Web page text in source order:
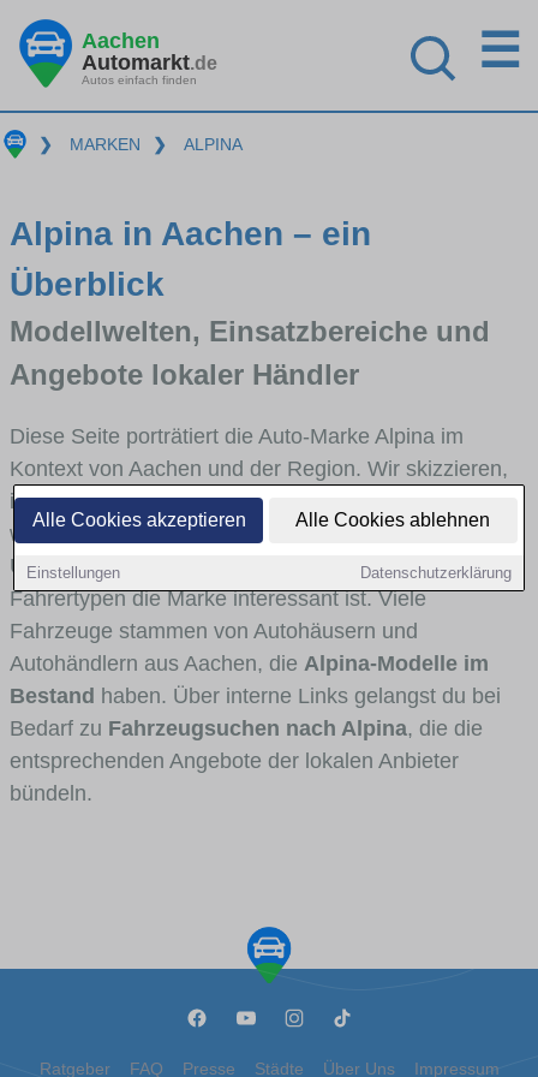
Alle Cookies akzeptieren Alle Cookies ablehnen
Einstellungen Datenschutzerklärung
Aachen
Automarkt.de
Autos einfach finden
☰
❯ MARKEN ❯ ALPINA
Alpina in Aachen – ein
Überblick
Modellwelten, Einsatzbereiche und
Angebote lokaler Händler
Diese Seite porträtiert die Auto-Marke Alpina im
Kontext von Aachen und der Region. Wir skizzieren,
in welchen Fahrzeugklassen Alpina stark vertreten ist,
welche Modellreihen häufig im Stadt- und
Umlandverkehr zu sehen sind und für welche
Fahrertypen die Marke interessant ist. Viele
Fahrzeuge stammen von Autohäusern und
Autohändlern aus Aachen, die Alpina-Modelle im
Bestand haben. Über interne Links gelangst du bei
Bedarf zu Fahrzeugsuchen nach Alpina, die die
entsprechenden Angebote der lokalen Anbieter
bündeln.
Ratgeber FAQ Presse Städte Über Uns Impressum